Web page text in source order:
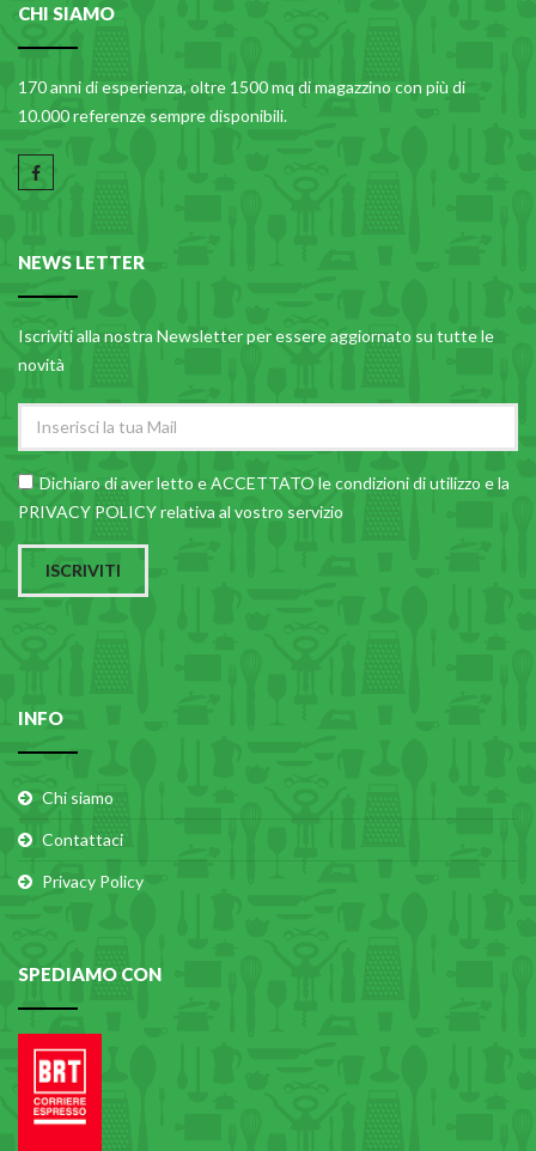
CHI SIAMO
170 anni di esperienza, oltre 1500 mq di magazzino con più di
10.000 referenze sempre disponibili.
NEWS LETTER
Iscriviti alla nostra Newsletter per essere aggiornato su tutte le
novità
Dichiaro di aver letto e ACCETTATO lecondizioni di utilizzo e la
PRIVACY POLICY relativa al vostro servizio
ISCRIVITI
INFO
Chi siamo
Contattaci
Privacy Policy
SPEDIAMO CON